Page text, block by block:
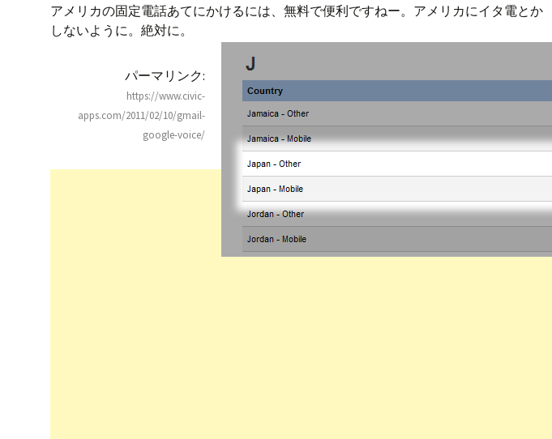
アメリカの固定電話あてにかけるには、無料で便利ですねー。アメリカにイタ電とか
しないように。絶対に。
パーマリンク:
https://www.civic-
apps.com/2011/02/10/gmail-
google-voice/